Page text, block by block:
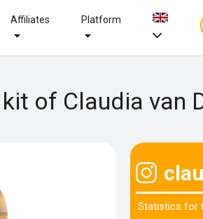
Affiliates Platform
of Claudia van
Statistics for